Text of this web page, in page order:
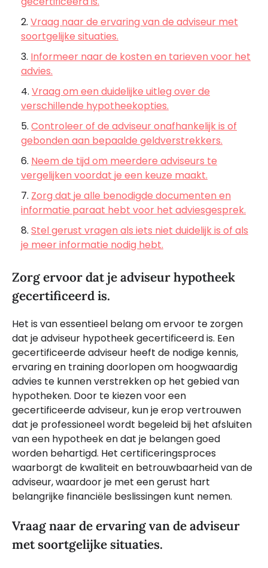
Vraag naar de ervaring van de adviseur met
soortgelijke situaties.
Informeer naar de kosten en tarieven voor het
advies.
Vraag om een duidelijke uitleg over de
verschillende hypotheekopties.
Controleer of de adviseur onafhankelijk is of
gebonden aan bepaalde geldverstrekkers.
Neem de tijd om meerdere adviseurs te
vergelijken voordat je een keuze maakt.
Zorg dat je alle benodigde documenten en
informatie paraat hebt voor het adviesgesprek.
Stel gerust vragen als iets niet duidelijk is of als
je meer informatie nodig hebt.
Zorg ervoor dat je adviseur hypotheek
gecertificeerd is.
Het is van essentieel belang om ervoor te zorgen
dat je adviseur hypotheek gecertificeerd is. Een
gecertificeerde adviseur heeft de nodige kennis,
ervaring en training doorlopen om hoogwaardig
advies te kunnen verstrekken op het gebied van
hypotheken. Door te kiezen voor een
gecertificeerde adviseur, kun je erop vertrouwen
dat je professioneel wordt begeleid bij het afsluiten
van een hypotheek en dat je belangen goed
worden behartigd. Het certificeringsproces
waarborgt de kwaliteit en betrouwbaarheid van de
adviseur, waardoor je met een gerust hart
belangrijke financiële beslissingen kunt nemen.
Vraag naar de ervaring van de adviseur
met soortgelijke situaties.